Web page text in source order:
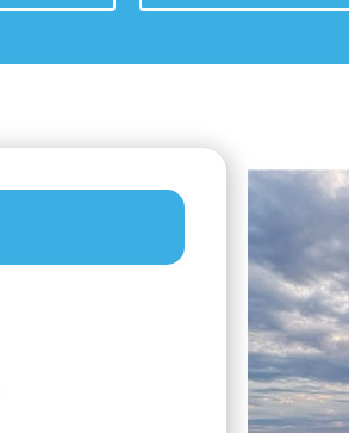
Medir la sostenibilidad